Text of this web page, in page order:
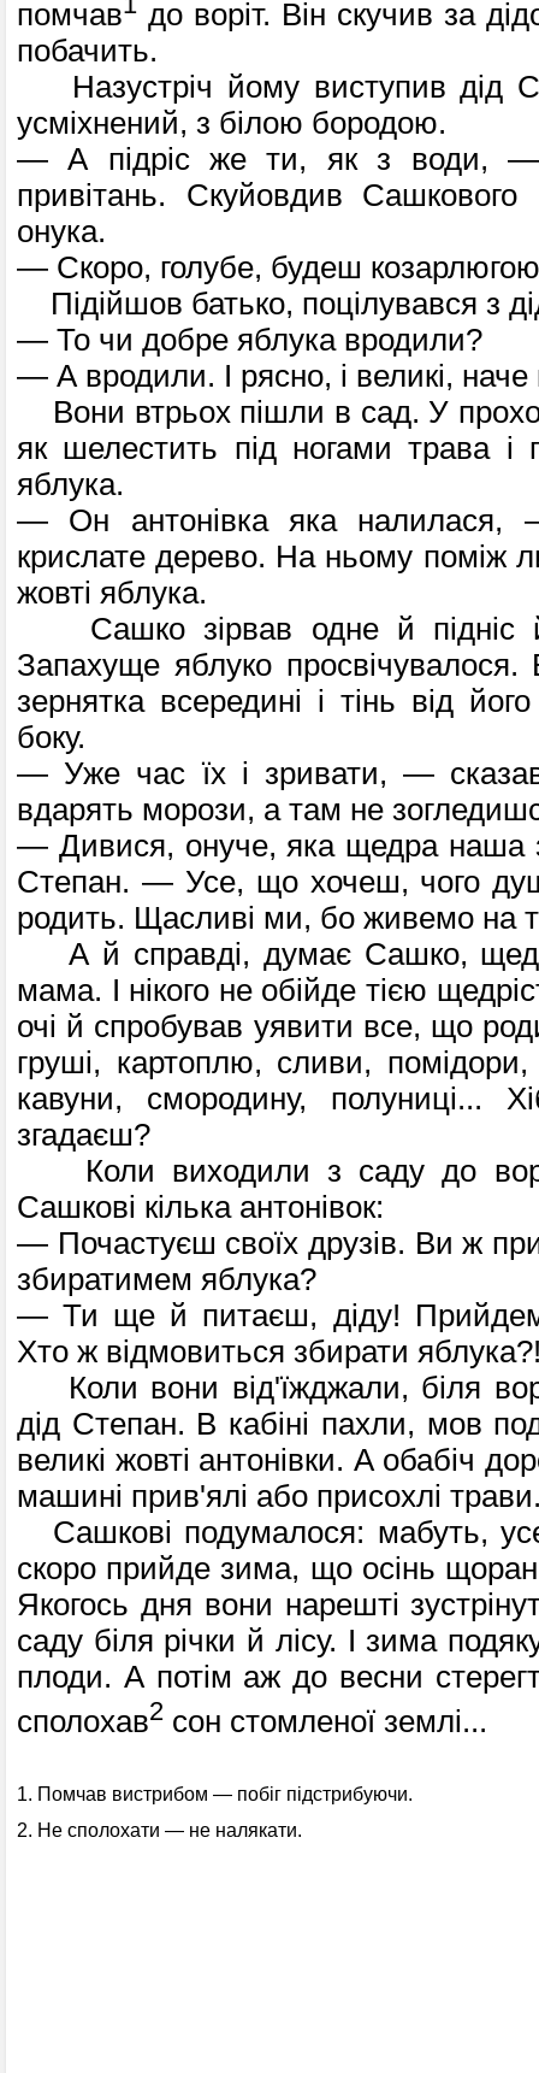
помчав
до воріт. Він скучив за
побачить.
Назустріч йому виступив дід
усміх­нений, з білою бородою.
— А підріс же ти, як з води, —
привітань. Скуйовдив
онука.
— Скоро, голубе, будеш
Підійшов батько, поцілувався з
— То чи добре яблука вродили?
— А вродили. І рясно, і великі, наче
Вони втрьох пішли в сад. У
як шелестить під ногами трава
яблука.
— Он антонівка яка налилася,
крислате дерево. На ньому поміж
жовті яблука.
Сашко зірвав одне й підніс
Запахуще яблуко просвічувалося.
зернятка всередині і тінь від
боку.
— Уже час їх і зривати, —
вдарять морози, а там не
— Дивися, онуче, яка щедра наша
Степан. — Усе, що хочеш, чого
родить. Щасливі ми, бо живемо на
А й справді, думає Сашко,
мама. І нікого не обійде тією
очі й спро­бував уявити все, що
груші, картоплю, сливи,
кавуни, смородину, полуниці...
згадаєш?
Коли виходили з саду до
Сашкові кілька антонівок:
— Почастуєш своїх друзів. Ви ж
збиратимем яблука?
— Ти ще й питаєш, діду!
Хто ж відмовиться збирати
Коли вони від'їжджали, біля
дід Степан. В кабіні пахли, мов
великі жовті антонівки. А обабіч
машині прив'ялі або присохлі
Сашкові подумалося: мабуть,
скоро прийде зима, що осінь
Якогось дня вони нарешті
саду біля річки й лісу. І зима
плоди. А потім аж до весни
сполохав2 сон стомленої землі...
1. Помчав вистрибом — побіг підстрибуючи.
2. Не сполохати — не налякати.